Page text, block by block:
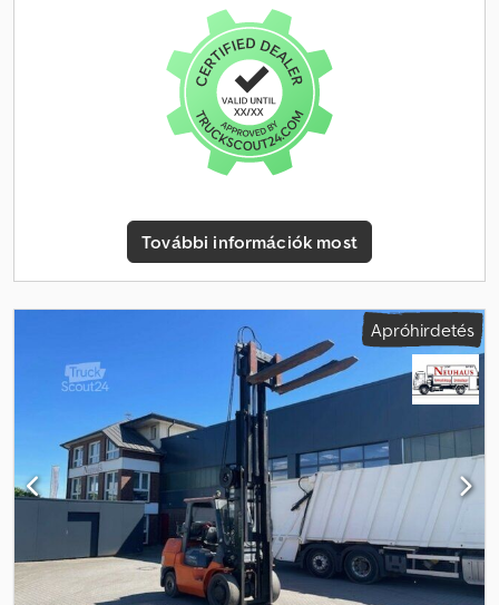
Hosszú tengelytáv * Eredeti 73.000 km * Egytulajdonos *
Érvényes műszaki vizsgával (TÜV) * Klímaberendezés * Kézi váltó
Dcjdpfozct Urox Aiiok * Nettó ár Felszereltség: Vezető- és
utasoldali légzsákok * Klímaberendezés * Elektromos első
ablakemelők beszorulásgátlóval * Fékrásegítő * Elektronikus
fékerőelosztás (EBD) * Kívülről mechanikusan állítható
visszapillantó tükrök * Dupla utasülés * Magasságban állítható
vezetőülés * Állítható kormányoszlop * Integrált, lehajtható asztal
tolóajtó * Üvegezés nélküli hátsó szárnyas ajtók * Rádió
előkészítés 2 hangszóróval * Fekete oldalvédő díszlécek *
Fékfény * Euro 5-ös károsanyag-kibocsátási norma Továbbá az
feltételekkel finanszírozás, akár önerő nélkül is * Használt járműve
beszámítása * Kiszállítás Ausztria egész területén *
Segítségnyújtás export- és regisztrációs ügyintézésben
További információk most
Apróhirdetés